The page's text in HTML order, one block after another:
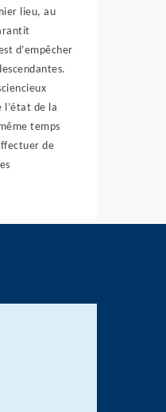
lieu, au
d’empêcher
l’état de la
temps
de